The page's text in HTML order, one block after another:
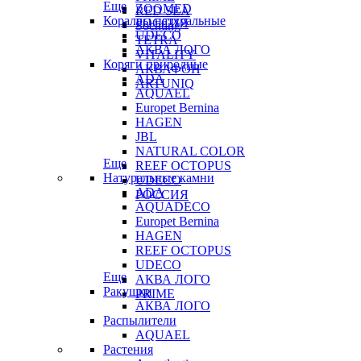
RED SEA
Sochting
TETRA
VITALITY
АКВАФОН
ARTUNIQ
ZOOMED
РОССИЯ
Еще
Кораллы натуральные
UDECO
АКВА ЛОГО
Коряги природные
ADA
AQUAEL
Europet Bernina
HAGEN
JBL
NATURAL COLOR
REEF OCTOPUS
UDECO
РОССИЯ
Еще
Натуральные камни
ADA
AQUADECO
Europet Bernina
HAGEN
REEF OCTOPUS
UDECO
АКВА ЛОГО
PRIME
Еще
Ракушки
АКВА ЛОГО
Распылители
AQUAEL
Растения